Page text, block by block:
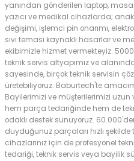
yanından gönderilen laptop,
yazıcı ve medikal cihazlarda;
değişimi, işlemci pin onarımı,
sıvı teması kaynaklı hasarlar ve
ekibimizle hizmet vermekteyiz.
teknik servis altyapımız ve
sayesinde, birçok teknik servisin
üretebiliyoruz. Baburtech'te
Bayilerimizi ve müşterilerimizi uzun
hem parça tedariğinde hem de
odaklı destek sunuyoruz.
duyduğunuz parçaları hızlı
cihazlarınız için de profesyonel
tedariği, teknik servis veya bayilik